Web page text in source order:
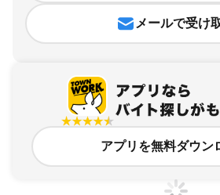
メールで受け
アプリを無料ダウン